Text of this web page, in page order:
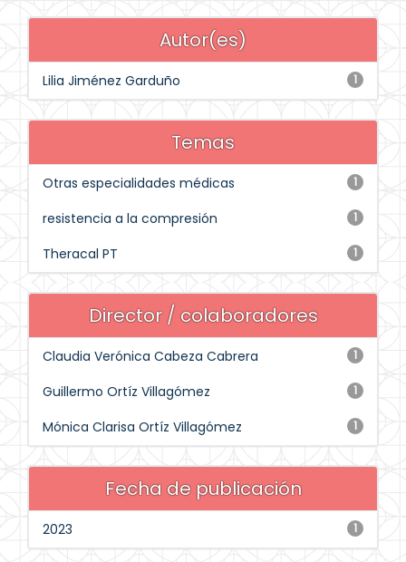
Autor(es)
1
Lilia Jiménez Garduño
Temas
1
Otras especialidades médicas
1
resistencia a la compresión
1
Theracal PT
Director / colaboradores
1
Claudia Verónica Cabeza Cabrera
1
Guillermo Ortíz Villagómez
1
Mónica Clarisa Ortíz Villagómez
Fecha de publicación
1
2023